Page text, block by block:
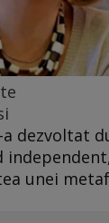
dezvoltat
unei